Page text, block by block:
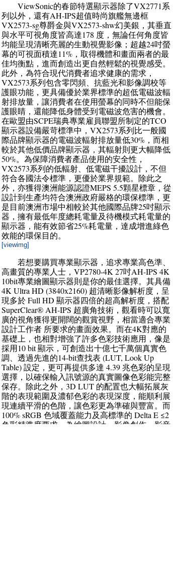
ViewSonic的春節特選顯示器除了VX2771系
列以外，還有AH-IPS超值時尚旗艦無邊框
VX2573-sg尊爵金與VX2573-shw幻美銀，其垂直
與水平可視角度皆高達178 度，無論任何角度皆
均能呈現清晰亮麗的生動視覺影像；超越24吋螢
幕的可視面積達11%，取得機體和畫面兩者的最
佳均衡點，進而創造出更自然輕鬆的視覺感受。
此外，為符合現代消費者追求健康的需求，
VX2573系列包含零閃頻、抗藍光和影像調校等
護眼功能，更具備優於業界標準的超低電磁波輻
射排放量，讓消費者在使用螢幕的同時不但能保
護眼睛，還能降低身體受到電磁波危害的機會。
在歐盟由SCPE瑞典專業雇員聯盟所制定的TCO
顯示器設備嚴苛標準中，VX2573系列比一般國
際品牌顯示器的電磁波輻射排放量低30%，而相
較於其他低價品牌顯示器，其輻射則更大幅降低
50%。為保障消費者產品使用的安全性，
VX2573系列的低輻射、低電磁干擾設計，不但
符合各國法令標準，更優於業界規範。除此之
外，亦獲得澳洲能源認證MEPS 5.5顆星標章，從
設計到生產均符合澳洲政府嚴格的環保標準，更
是目前澳洲市場中相較於其他國際品牌25吋顯示
器，擁有最低年度總耗電量及待機模式耗電量的
顯示器，能有效節省25%耗電量，達成增進綠色
效能的環保目的。
[viewimg]
若想要購買專業顯示器，追求專業高色準、
高畫質的專業人士，VP2780-4K 27吋AH-IPS 4K
10bit專業繪圖顯示器則是你的最佳選擇。其具備
4K Ultra HD (3840x2160) 超清晰影像解析度，呈
現多於 Full HD 顯示器四倍的超高解析度，搭配
SuperClear® AH-IPS 超廣角技術，觀看時可以寬
廣的視角獲得更開闊的觀賞視野，相當適合專業
設計工作者 所要求的畫面效果。而在4K對應的
基礎上，也相對增強了許多色彩技術應用，像是
採用10 bit 顯示，可創造出十億七千萬個真實色
調、透過先進的14-bit查找表 (LUT, Look Up
Table) 設定，更可再提供多達 4.39 兆色彩的呈現
選擇，以確保輸入訊號源的真實圖像色彩能完整
保存。除此之外，3D LUT 的配置也大幅拓展灰
階的表現範圍及濃郁色彩的表現深度，能順利展
現連續平滑的色階，讓色彩更為準確與豐富。而
100% sRGB 色域覆蓋能力及高標準的 Delta E ≤2
色彩精準度要求，為繪圖設計、影像創作、影音